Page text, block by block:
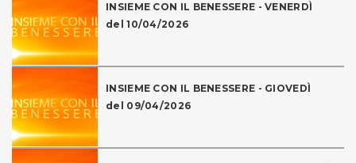
INSIEME CON IL BENESSERE - VENERDÌ
del 10/04/2026
INSIEME CON IL BENESSERE - GIOVEDÌ
del 09/04/2026